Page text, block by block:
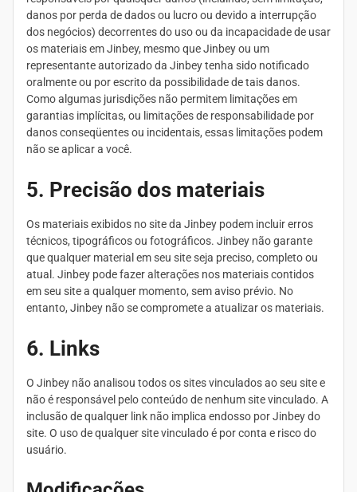
danos por perda de dados ou lucro ou devido a interrupção
dos negócios) decorrentes do uso ou da incapacidade de usar
os materiais em Jinbey, mesmo que Jinbey ou um
representante autorizado da Jinbey tenha sido notificado
oralmente ou por escrito da possibilidade de tais danos.
Como algumas jurisdições não permitem limitações em
garantias implícitas, ou limitações de responsabilidade por
danos conseqüentes ou incidentais, essas limitações podem
não se aplicar a você.
5. Precisão dos materiais
Os materiais exibidos no site da Jinbey podem incluir erros
técnicos, tipográficos ou fotográficos. Jinbey não garante
que qualquer material em seu site seja preciso, completo ou
atual. Jinbey pode fazer alterações nos materiais contidos
em seu site a qualquer momento, sem aviso prévio. No
entanto, Jinbey não se compromete a atualizar os materiais.
6. Links
O Jinbey não analisou todos os sites vinculados ao seu site e
não é responsável pelo conteúdo de nenhum site vinculado. A
inclusão de qualquer link não implica endosso por Jinbey do
site. O uso de qualquer site vinculado é por conta e risco do
usuário.